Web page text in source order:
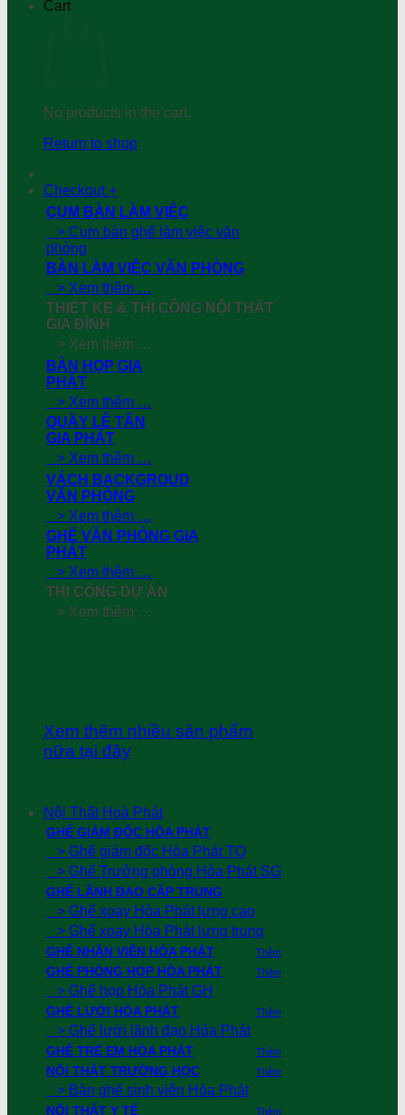
Cart
No products in the cart.
Return to shop
Checkout +
CỤM BÀN LÀM VIỆC
> Cụm bàn ghế làm việc văn
phòng
BÀN LÀM VIỆC VĂN PHÒNG
> Xem thêm …
THIẾT KẾ & THI CÔNG NỘI THẤT
GIA ĐÌNH
> Xem thêm …
BÀN HỌP GIA
PHÁT
> Xem thêm …
QUẦY LỄ TÂN
GIA PHÁT
> Xem thêm …
VÁCH BACKGROUD
VĂN PHÒNG
> Xem thêm …
GHẾ VĂN PHÒNG GIA
PHÁT
> Xem thêm …
THI CÔNG DỰ ÁN
> Xem thêm …
Xem thêm nhiều sản phẩm
nữa tại đây
Nội Thất Hoà Phát
GHẾ GIÁM ĐỐC HÒA PHÁT
> Ghế giám đốc Hòa Phát TQ
> Ghế Trưởng phòng Hòa Phát SG
GHẾ LÃNH ĐẠO CẤP TRUNG
> Ghế xoay Hòa Phát lưng cao
> Ghế xoay Hòa Phát lưng trung
GHẾ NHÂN VIÊN HÒA PHÁT Thêm
GHẾ PHÒNG HỌP HÒA PHÁT Thêm
> Ghế họp Hòa Phát GH
GHẾ LƯỚI HÒA PHÁT Thêm
> Ghế lưới lãnh đạo Hòa Phát
GHẾ TRẺ EM HÒA PHÁT Thêm
NỘI THẤT TRƯỜNG HỌC Thêm
> Bàn ghế sinh viên Hòa Phát
NỘI THẤT Y TẾ Thêm